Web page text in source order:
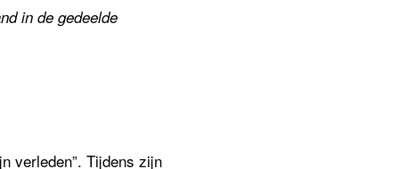
in de gedeelde
verleden”. Tijdens zijn